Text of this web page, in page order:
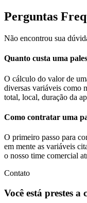
Perguntas
Não encontrou sua
Quanto custa uma
O cálculo do valor de
diversas variáveis como
total, local, duração da
Como contratar uma
O primeiro passo para
em mente as variáveis
o nosso time comercial
Contato
Você está prestes